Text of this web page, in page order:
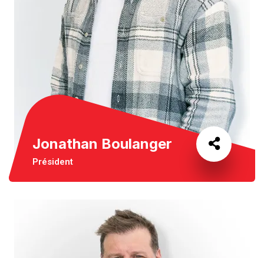
Jonathan Boulanger
Président